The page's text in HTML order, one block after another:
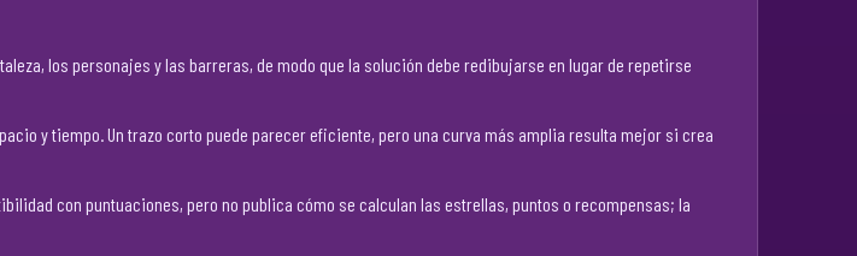
los personajes y las barreras, de modo que la solución debe redibujarse en lugar de repetirse
y tiempo. Un trazo corto puede parecer eficiente, pero una curva más amplia resulta mejor si crea
con puntuaciones, pero no publica cómo se calculan las estrellas, puntos o recompensas; la